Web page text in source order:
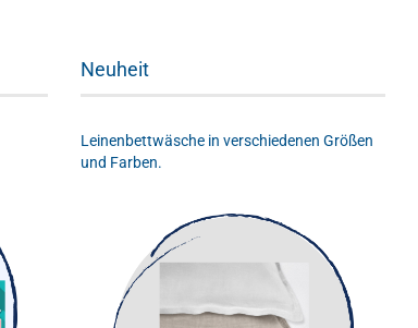
Neuheit
Leinenbettwäsche in verschiedenen Größen
und Farben.